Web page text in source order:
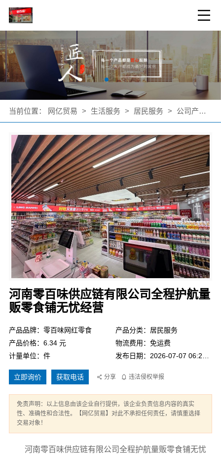
当前位置： 网亿贸易 > 生活服务 > 居民服务 > 公司产品
河南零百味供应链有限公司全程护航量
贩零食铺无忧经营
产品品牌：零百味网红零食
产品分类：居民服务
产品价格：6.34 元
物流费用：免运费
计量单位：件
立即询价 获取电话 分享 违法侵权举报
免责声明：以上信息由该企业自行提供，该企业负责信息内容的真实
性、准确性和合法性。【网亿贸易】对此不承担任何责任，请慎重选择
交易对象！
河南零百味供应链有限公司全程护航量贩零食铺无忧